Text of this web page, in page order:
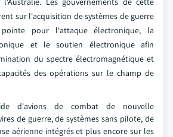
sur l'acquisition de systèmes de guerre
pour l'attaque électronique, la
et le soutien électronique afin
du spectre électromagnétique et
des opérations sur le champ de
d'avions de combat de nouvelle
de guerre, de systèmes sans pilote, de
aérienne intégrés et plus encore sur les